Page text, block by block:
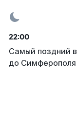
22:00
Самый поздний
до